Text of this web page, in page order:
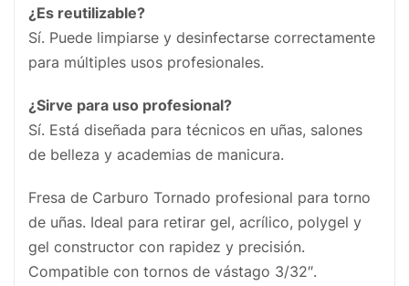
¿Es reutilizable?
Sí. Puede limpiarse y desinfectarse correctamente
para múltiples usos profesionales.
¿Sirve para uso profesional?
Sí. Está diseñada para técnicos en uñas, salones
de belleza y academias de manicura.
Fresa de Carburo Tornado profesional para torno
de uñas. Ideal para retirar gel, acrílico, polygel y
gel constructor con rapidez y precisión.
Compatible con tornos de vástago 3/32″.